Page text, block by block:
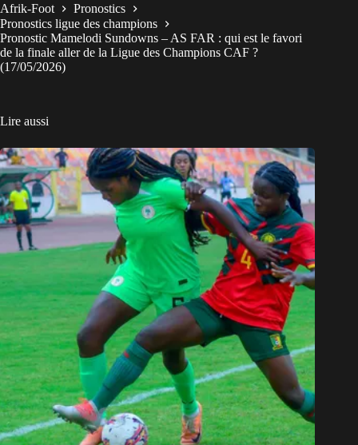
Afrik-Foot
Pronostics
Pronostics ligue des champions
Pronostic Mamelodi Sundowns – AS FAR : qui est le favori
de la finale aller de la Ligue des Champions CAF ?
(17/05/2026)
Lire aussi